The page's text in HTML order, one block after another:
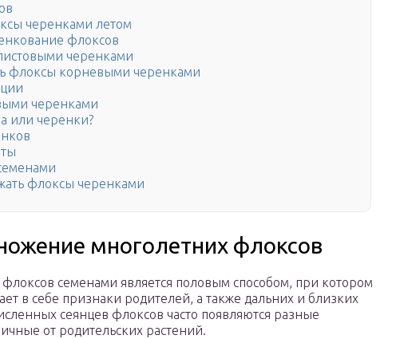
черенками летом
флоксов
черенками
флоксы корневыми черенками
черенками
или черенки?
флоксы черенками
многолетних флоксов
семенами является половым способом, при котором
в себе признаки родителей, а также дальних и близких
сеянцев флоксов часто появляются разные
от родительских растений.